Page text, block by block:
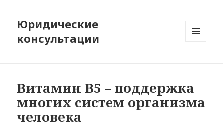
Юридические
консультации
Витамин В5 – поддержка
многих систем организма
человека